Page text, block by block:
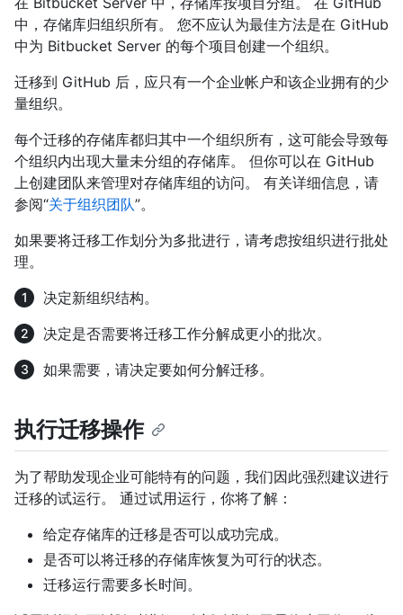
中，存储库归组织所有。 您不应认为最佳方法是在 GitHub
中为 Bitbucket Server 的每个项目创建一个组织。
迁移到 GitHub 后，应只有一个企业帐户和该企业拥有的少
量组织。
每个迁移的存储库都归其中一个组织所有，这可能会导致每
个组织内出现大量未分组的存储库。 但你可以在 GitHub
上创建团队来管理对存储库组的访问。 有关详细信息，请
参阅“关于组织团队”。
如果要将迁移工作划分为多批进行，请考虑按组织进行批处
理。
决定新组织结构。
决定是否需要将迁移工作分解成更小的批次。
如果需要，请决定要如何分解迁移。
执行迁移操作
为了帮助发现企业可能特有的问题，我们因此强烈建议进行
迁移的试运行。 通过试用运行，你将了解：
给定存储库的迁移是否可以成功完成。
是否可以将迁移的存储库恢复为可行的状态。
迁移运行需要多长时间。